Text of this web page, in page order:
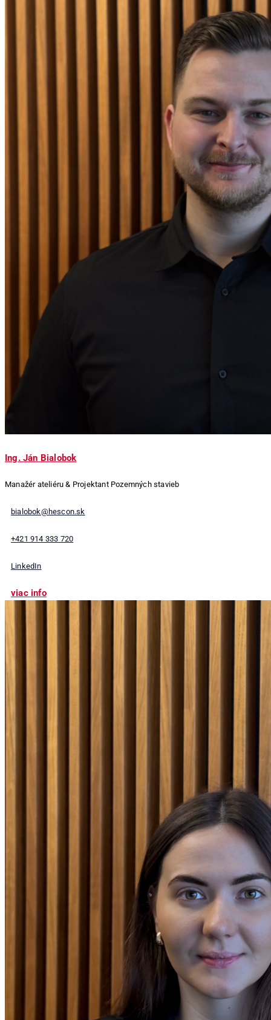
Ing. Ján Bialobok
Manažér ateliéru & Projektant Pozemných stavieb
bialobok@hescon.sk
+421 914 333 720
LinkedIn
viac info